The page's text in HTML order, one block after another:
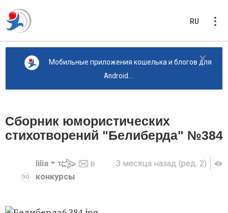
RU
×
Мобильные приложения кошелька и блогов для
Android...
Сборник юмористических
стихотворений "Белиберда" №384
3 месяца назад (ред. 2)
90
lilia
в
конкурсы